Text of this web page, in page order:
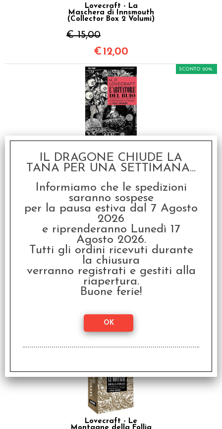
Lovecraft - La
Maschera di Innsmouth
(Collector Box 2 Volumi)
€ 15,00
€ 12,00
del Buio
€ 6,90
SCONTO 20%
€ 5,52
Lovecraft -
L'Innominabile e Altre
Storie
6,00
Lovecraft - Le
IL DRAGONE CHIUDE LA
TANA PER UNA SETTIMANA...
Informiamo che le spedizioni
saranno sospese
per la pausa estiva dal 7 Agosto
2026
e riprenderanno Lunedì 17
Agosto 2026.
Tutti gli ordini ricevuti durante
la chiusura
verranno registrati e gestiti alla
riapertura.
Buone ferie!